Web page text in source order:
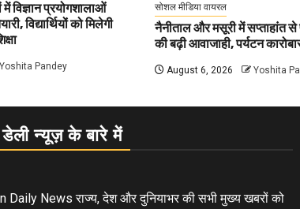
विज्ञान प्रयोगशालाओं
विद्यार्थियों को मिलेगी
Yoshita Pandey
सोशल मीडिया वायरल
नैनीताल और मसूरी में सप्ताहांत से
की बढ़ी आवाजाही, पर्यटन
August 6, 2026 Yoshita
न्यूज़ के बारे में
Daily News राज्य, देश और दुनियाभर की सभी मुख्य खबरों को